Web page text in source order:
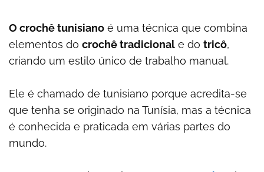
O crochê tunisiano é uma técnica que combina
elementos do crochê tradicional e do tricô,
criando um estilo único de trabalho manual.
Ele é chamado de tunisiano porque acredita-se
que tenha se originado na Tunísia, mas a técnica
é conhecida e praticada em várias partes do
mundo.